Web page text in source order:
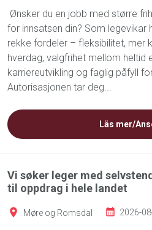
Ønsker du en jobb med større
for innsatsen din? Som legevikar
rekke fordeler – fleksibilitet, mer
hverdag, valgfrihet mellom heltid
karriereutvikling og faglig påfyll
Autorisasjonen tar deg...
Läs mer/
Vi søker leger med
til oppdrag i hele landet
Møre og Romsdal 2026-